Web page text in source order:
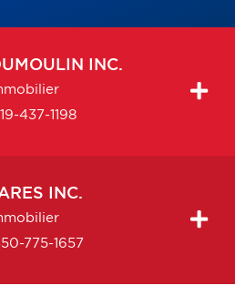
INC.
437-1198
INC.
775-1657